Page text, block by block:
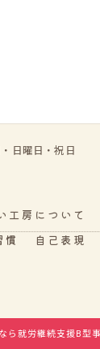
日曜日・祝日
工房について
慣 自己表現
就労継続支援B型